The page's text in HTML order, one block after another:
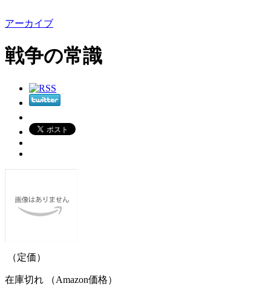
アーカイブ
戦争の常識
（定価）
在庫切れ （Amazon価格）